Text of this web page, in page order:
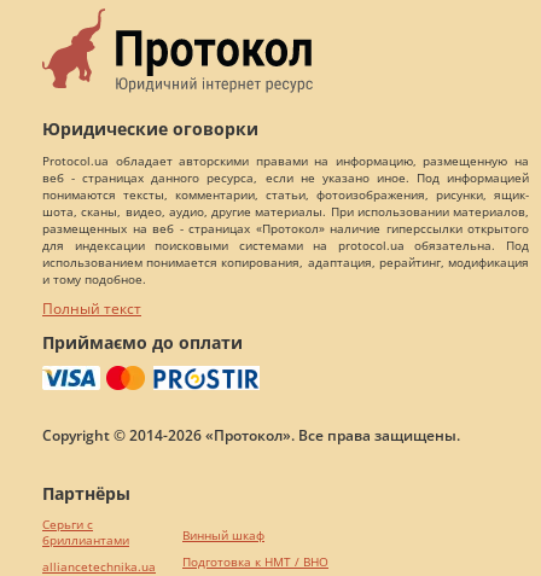
Юридические оговорки
Protocol.ua обладает авторскими правами на информацию, размещенную на
веб - страницах данного ресурса, если не указано иное. Под информацией
понимаются тексты, комментарии, статьи, фотоизображения, рисунки, ящик-
шота, сканы, видео, аудио, другие материалы. При использовании материалов,
размещенных на веб - страницах «Протокол» наличие гиперссылки открытого
для индексации поисковыми системами на protocol.ua обязательна. Под
использованием понимается копирования, адаптация, рерайтинг, модификация
и тому подобное.
Полный текст
Приймаємо до оплати
Copyright © 2014-2026 «Протокол». Все права защищены.
Партнёры
Серьги с
бриллиантами
alliancetechnika.ua
Винный шкаф
Подготовка к НМТ / ВНО